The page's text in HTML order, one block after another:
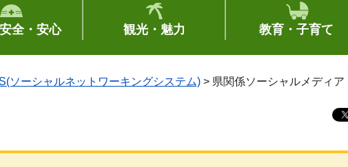
全・安心 観光・魅力 教育・子育て
ソーシャルネットワーキングシステム) > 県関係ソーシャルメディア